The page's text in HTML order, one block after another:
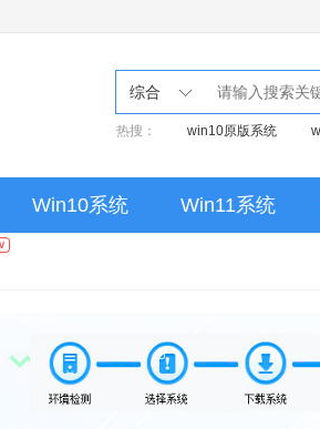
综合
热搜： win10原版系统
Win10系统 Win11系统